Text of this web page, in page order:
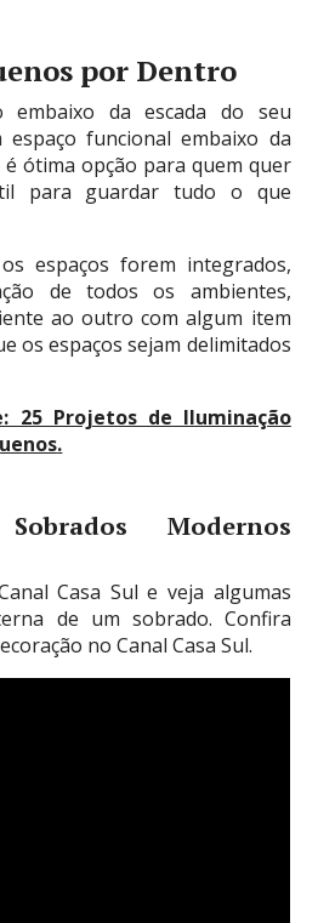
por Dentro
embaixo da escada do seu
funcional embaixo da
é ótima opção para quem quer
para guardar tudo o que
espaços forem integrados,
de todos os ambientes,
ao outro com algum item
os espaços sejam delimitados
25 Projetos de Iluminação
.
Modernos
Casa Sul e veja algumas
de um sobrado. Confira
no Canal Casa Sul.